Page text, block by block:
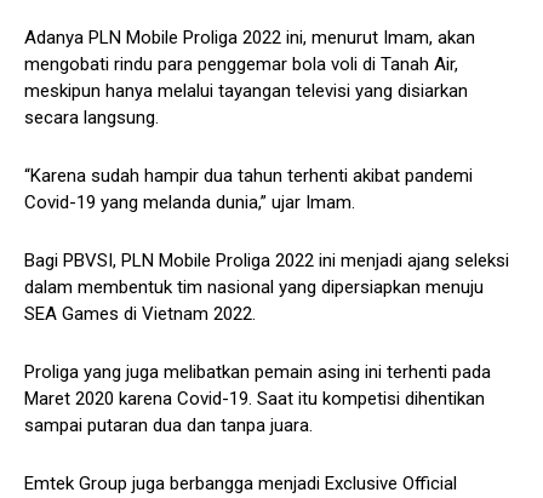
Adanya PLN Mobile Proliga 2022 ini, menurut Imam, akan
mengobati rindu para penggemar bola voli di Tanah Air,
meskipun hanya melalui tayangan televisi yang disiarkan
secara langsung.
“Karena sudah hampir dua tahun terhenti akibat pandemi
Covid-19 yang melanda dunia,” ujar Imam.
Bagi PBVSI, PLN Mobile Proliga 2022 ini menjadi ajang seleksi
dalam membentuk tim nasional yang dipersiapkan menuju
SEA Games di Vietnam 2022.
Proliga yang juga melibatkan pemain asing ini terhenti pada
Maret 2020 karena Covid-19. Saat itu kompetisi dihentikan
sampai putaran dua dan tanpa juara.
Emtek Group juga berbangga menjadi Exclusive Official